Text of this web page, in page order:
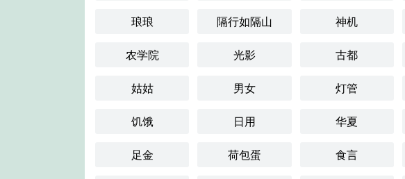
琅琅 隔行如隔山 神机
农学院 光影 古都
姑姑 男女 灯管
饥饿 日用 华夏
足金 荷包蛋 食言